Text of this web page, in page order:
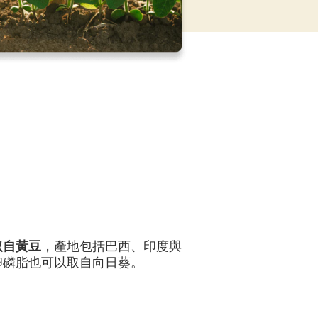
自黃豆 ，產地包括巴西、印度與
脂也可以取自向日葵。